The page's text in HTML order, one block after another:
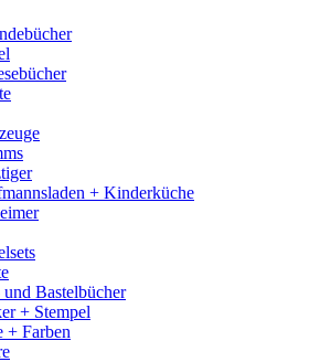
+ Kinderküche
Bastelbücher
+ Stempel
+ Farben